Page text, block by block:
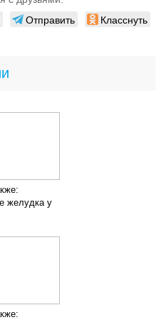
Отправить Класснуть
желудка у